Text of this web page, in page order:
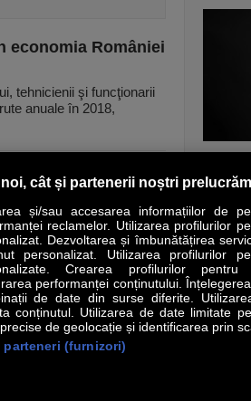
economia României
tehnicienii şi funcţionarii
anuale în 2018,
vezi
HI-TECH MEET THE CEO
Servicii
cât și partenerii noștri
și/sau accesarea informațiilor de
reclamelor. Utilizarea profilurilor
Dezvoltarea și îmbunătățirea
personalizat. Utilizarea profilurilor
Crearea profilurilor pentru
performanței conținutului.
de date din surse diferite.
conținutul. Utilizarea de date limitate
de geolocație și identificarea prin
parteneri (furnizori)